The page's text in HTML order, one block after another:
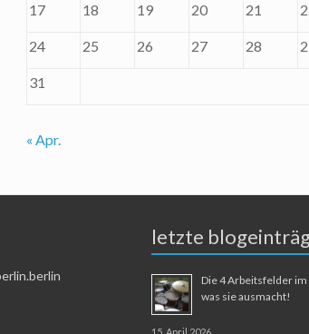
17 18 19 20 21
24 25 26 27 28
31
« Apr.
letzte
Die 4 Arbeitsfelder im
was sie ausmacht!